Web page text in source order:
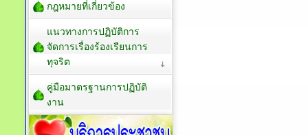
กฎหมายที่เกี่ยวข้อง
แนวทางการปฏิบัติการ
จัดการเรื่องร้องเรียนการ
ทุจริต
คู่มือมาตรฐานการปฏิบัติ
งาน